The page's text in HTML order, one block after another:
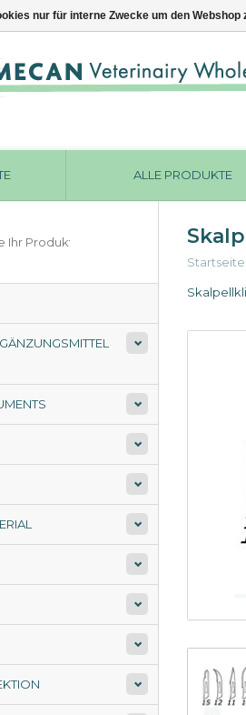
ALLE PRODUKTE
Startseite
nur für interne Zwecke um den